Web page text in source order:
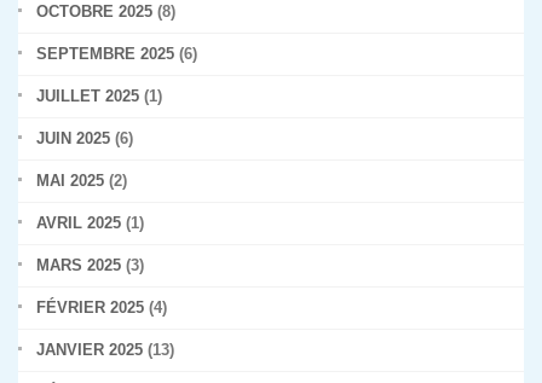
OCTOBRE 2025 (8)
SEPTEMBRE 2025 (6)
JUILLET 2025 (1)
JUIN 2025 (6)
MAI 2025 (2)
AVRIL 2025 (1)
MARS 2025 (3)
FÉVRIER 2025 (4)
JANVIER 2025 (13)